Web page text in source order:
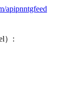
apipnntgfeed
）: